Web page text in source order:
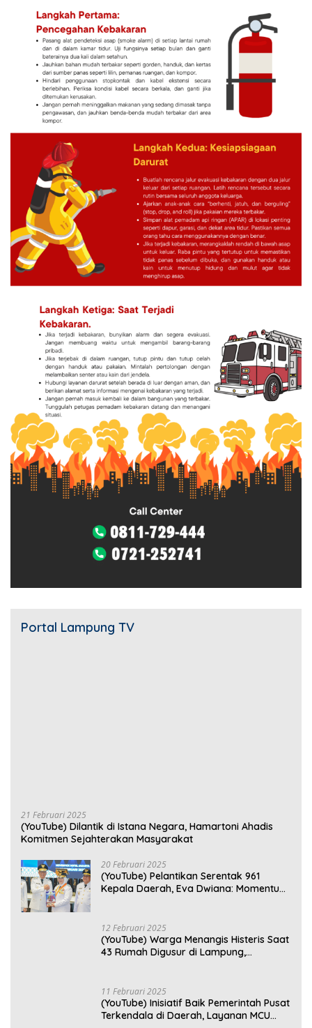
Portal Lampung TV
21 Februari 2025
(YouTube) Dilantik di Istana Negara, Hamartoni Ahadis
Komitmen Sejahterakan Masyarakat
20 Februari 2025
(YouTube) Pelantikan Serentak 961
Kepala Daerah, Eva Dwiana: Momentum
12 Februari 2025
(YouTube) Warga Menangis Histeris Saat
43 Rumah Digusur di Lampung,
11 Februari 2025
(YouTube) Inisiatif Baik Pemerintah Pusat
Terkendala di Daerah, Layanan MCU